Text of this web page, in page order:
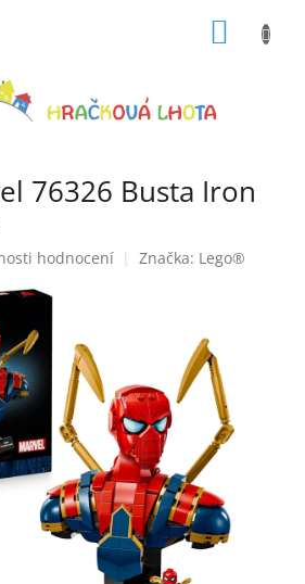
76326 Busta Iron
hodnocení Značka: Lego®